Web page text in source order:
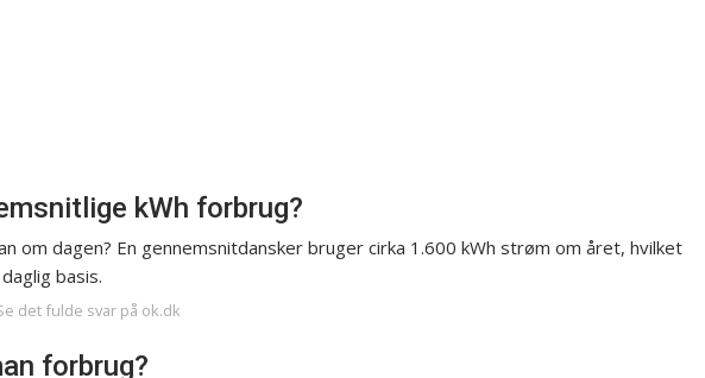
kWh forbrug?
om dagen? En gennemsnitdansker bruger cirka 1.600 kWh strøm om året, hvilket
basis.
det fulde svar på ok.dk
forbrug?